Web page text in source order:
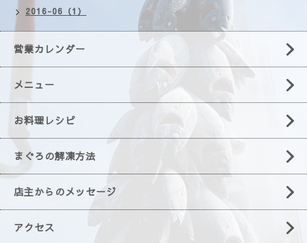
2016-06（1）
営業カレンダー
メニュー
お料理レシピ
まぐろの解凍方法
店主からのメッセージ
アクセス